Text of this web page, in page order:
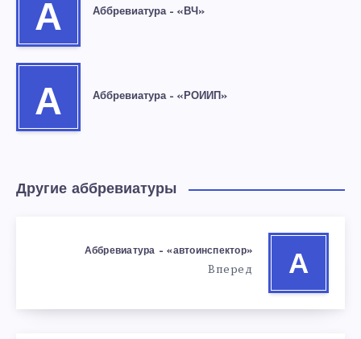
А Аббревиатура – «ВЧ»
А Аббревиатура – «РОИИП»
Другие аббревиатуры
А
Аббревиатура – «автоинспектор»
Вперед